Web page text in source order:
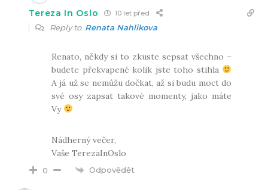
Tereza In Oslo 10 let před
Reply to Renata Nahlikova
Renato, někdy si to zkuste sepsat všechno –
budete překvapené kolik jste toho stihla
A já už se nemůžu dočkat, až si budu moct do
své osy zapsat takové momenty, jako máte
Vy
Nádherný večer,
Vaše TerezaInOslo
0 Odpovědět